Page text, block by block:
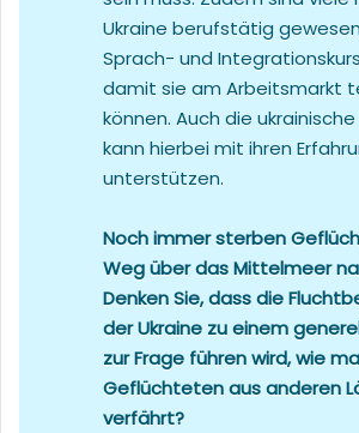
Ukraine berufstätig
Sprach- und
damit sie am Arbeitsmarkt
können. Auch die
kann hierbei mit ihren
unterstützen.
Noch immer sterben
Weg über das Mittelmeer
Denken Sie, dass die
der Ukraine zu einem
zur Frage führen wird, wie
Geflüchteten aus anderen
verfährt?